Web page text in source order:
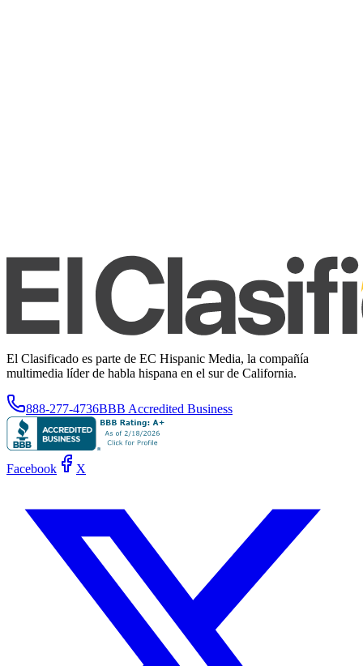
El Clasificado es parte de EC Hispanic Media, la compañía
multimedia líder de habla hispana en el sur de California.
888-277-4736BBB Accredited Business
Facebook X